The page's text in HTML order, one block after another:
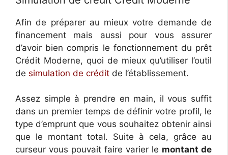
Afin de préparer au mieux votre demande de
financement mais aussi pour vous assurer
d’avoir bien compris le fonctionnement du prêt
Crédit Moderne, quoi de mieux qu’utiliser l’outil
de simulation de crédit de l’établissement.
Assez simple à prendre en main, il vous suffit
dans un premier temps de définir votre profil, le
type d’emprunt que vous souhaitez obtenir ainsi
que le montant total. Suite à cela, grâce au
curseur vous pouvait faire varier le montant de